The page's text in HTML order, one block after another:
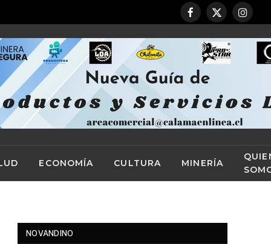
Facebook
X
ECONOMÍA CULTURA MINERÍA
NOVANDINO